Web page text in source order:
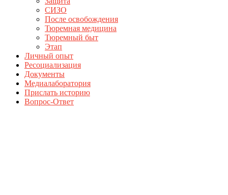
СИЗО
После освобождения
Тюремная медицина
Тюремный быт
Этап
Личный опыт
Ресоциализация
Документы
Медиалаборатория
Прислать историю
Вопрос-Ответ